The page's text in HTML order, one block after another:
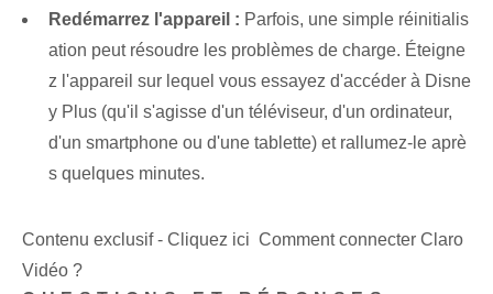
Redémarrez l'appareil : Parfois, une simple réinitialis
ation peut résoudre les problèmes de charge. Éteigne
z l'appareil sur lequel vous essayez d'accéder à Disne
y Plus (qu'il s'agisse d'un téléviseur, d'un ordinateur,
d'un smartphone ou d'une tablette) et rallumez-le aprè
s quelques minutes.
Contenu exclusif - Cliquez ici Comment connecter Claro
Vidéo ?